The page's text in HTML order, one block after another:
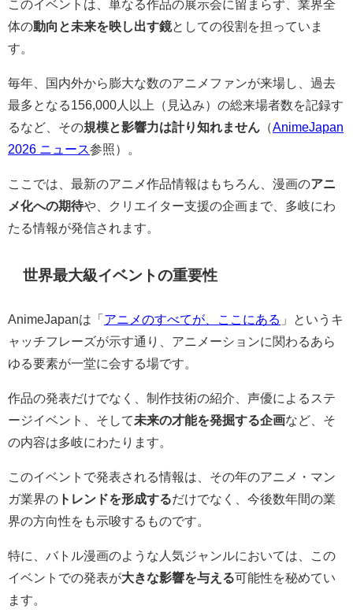
このイベントは、単なる作品の展示会に留まらず、業界全
体の動向と未来を映し出す鏡としての役割を担っていま
す。
毎年、国内外から膨大な数のアニメファンが来場し、過去
最多となる156,000人以上（見込み）の総来場者数を記録す
るなど、その規模と影響力は計り知れません （AnimeJapan
2026 ニュース参照）。
ここでは、最新のアニメ作品情報はもちろん、漫画のアニ
メ化への期待や、クリエイター支援の企画まで、多岐にわ
たる情報が発信されます。
世界最大級イベントの重要性
AnimeJapanは「アニメのすべてが、ここにある 」というキ
ャッチフレーズが示す通り、アニメーションに関わるあら
ゆる要素が一堂に会する場です。
作品の発表だけでなく、制作技術の紹介、声優によるステ
ージイベント、そして未来の才能を発掘する企画など、そ
の内容は多岐にわたります。
このイベントで発表される情報は、その年のアニメ・マン
ガ業界の トレンドを形成するだけでなく、今後数年間の業
界の方向性をも示唆するものです。
特に、バトル漫画のような人気ジャンルにおいては、この
イベントでの発表が大きな影響を与える可能性を秘めてい
ます。